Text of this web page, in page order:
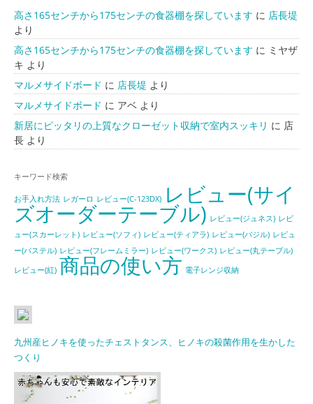
高さ165センチから175センチの食器棚を探しています に 店長堤
より
高さ165センチから175センチの食器棚を探しています に ミヤザ
キ より
マルメサイドボード に 店長堤 より
マルメサイドボード に アベ より
新居にピッタリの上質なクローゼット収納で室内スッキリ に 店
長 より
キーワード検索
お手入れ方法 レガーロ レビュー(C-123DX) レビュー(サイ
ズオーダーテーブル) レビュー(ジュネス) レビ
ュー(スカーレット) レビュー(ソフィ) レビュー(ティアラ) レビュー(バジル) レビュ
ー(パステル) レビュー(フレームミラー) レビュー(ワークス) レビュー(丸テーブル)
レビュー(紅) 商品の使い方 電子レンジ収納
九州産ヒノキを使ったチェストタンス、ヒノキの殺菌作用を生かした
つくり